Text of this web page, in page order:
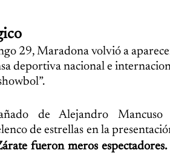
29, Maradona volvió a
deportiva nacional e
de Alejandro
de estrellas en la
fueron meros